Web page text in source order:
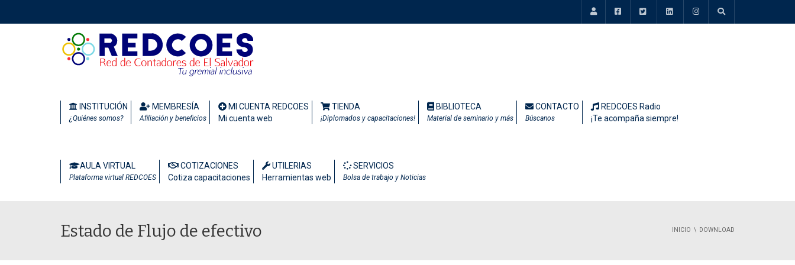
INSTITUCIÓN
¿Quiénes somos?
MEMBRESÍA
Afiliación y beneficios
MI CUENTA REDCOES
Mi cuenta web
TIENDA
¡Diplomados y capacitaciones!
BIBLIOTECA
Material de seminario y más
CONTACTO
Búscanos
REDCOES Radio
¡Te acompaña siempre!
AULA VIRTUAL
Plataforma virtual REDCOES
COTIZACIONES
Cotiza capacitaciones
UTILERIAS
Herramientas web
SERVICIOS
Bolsa de trabajo y Noticias
Estado de Flujo de efectivo INICIO DOWNLOAD